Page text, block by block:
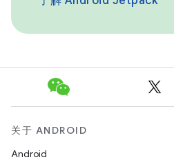
关于 ANDROID
Android